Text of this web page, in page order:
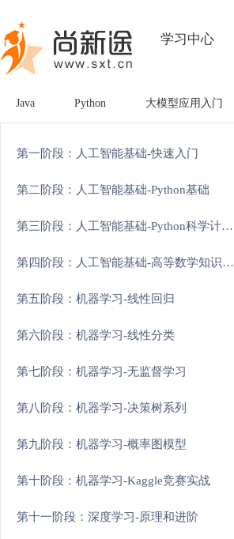
学习中心
Java Python 大模型应用入门
第一阶段：人工智能基础-快速入门
第二阶段：人工智能基础-Python基础
第三阶段：人工智能基础-Python科学计算和可视化
第四阶段：人工智能基础-高等数学知识强化
第五阶段：机器学习-线性回归
第六阶段：机器学习-线性分类
第七阶段：机器学习-无监督学习
第八阶段：机器学习-决策树系列
第九阶段：机器学习-概率图模型
第十阶段：机器学习-Kaggle竞赛实战
第十一阶段：深度学习-原理和进阶